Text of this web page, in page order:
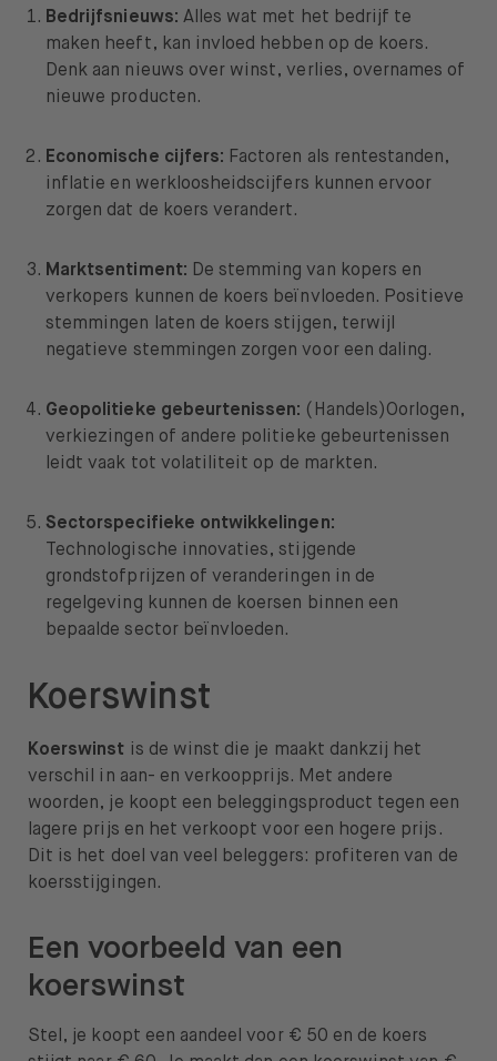
Bedrijfsnieuws: Alles wat met het bedrijf te
maken heeft, kan invloed hebben op de koers.
Denk aan nieuws over winst, verlies, overnames of
nieuwe producten.
Economische cijfers: Factoren als rentestanden,
inflatie en werkloosheidscijfers kunnen ervoor
zorgen dat de koers verandert.
Marktsentiment: De stemming van kopers en
verkopers kunnen de koers beïnvloeden. Positieve
stemmingen laten de koers stijgen, terwijl
negatieve stemmingen zorgen voor een daling.
Geopolitieke gebeurtenissen: (Handels)Oorlogen,
verkiezingen of andere politieke gebeurtenissen
leidt vaak tot volatiliteit op de markten.
Sectorspecifieke ontwikkelingen:
Technologische innovaties, stijgende
grondstofprijzen of veranderingen in de
regelgeving kunnen de koersen binnen een
bepaalde sector beïnvloeden.
Koerswinst
Koerswinst is de winst die je maakt dankzij het
verschil in aan- en verkoopprijs. Met andere
woorden, je koopt een beleggingsproduct tegen een
lagere prijs en het verkoopt voor een hogere prijs.
Dit is het doel van veel beleggers: profiteren van de
koersstijgingen.
Een voorbeeld van een
koerswinst
Stel, je koopt een aandeel voor € 50 en de koers